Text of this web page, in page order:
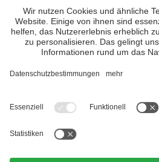
VIVOSüdtirol ist das Reiseportal für
besuchen, sondern wirklich
tollen Unterkünften
Trotz genauer Arbeit und ständigem
Informieren Sie sich